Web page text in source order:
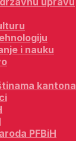
i nauku
kantona
PFBiH